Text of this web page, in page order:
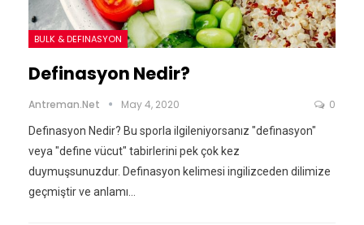
BULK & DEFINASYON
Definasyon Nedir?
Antreman.net May 4, 2020 0
Definasyon Nedir? Bu sporla ilgileniyorsanız "definasyon"
veya "define vücut" tabirlerini pek çok kez
duymuşsunuzdur. Definasyon kelimesi ingilizceden dilimize
geçmiştir ve anlamı…